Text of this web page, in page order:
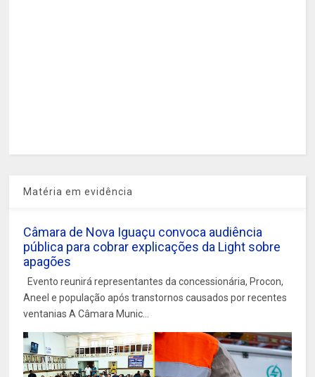
Matéria em evidência
Câmara de Nova Iguaçu convoca audiência
pública para cobrar explicações da Light sobre
apagões
Evento reunirá representantes da concessionária, Procon,
Aneel e população após transtornos causados por recentes
ventanias A Câmara Munic...